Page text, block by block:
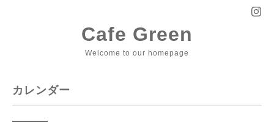
Cafe Green
Welcome to our homepage
カレンダー